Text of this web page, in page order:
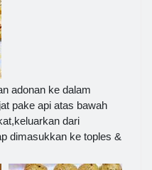
adonan ke dalam
pake api atas bawah
dari
dimasukkan ke toples &